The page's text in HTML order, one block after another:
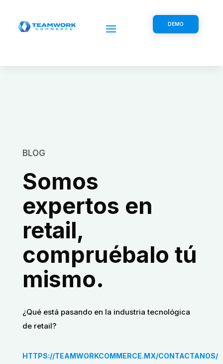
DEMO
BLOG
Somos
expertos en
retail,
compruébalo tú
mismo.
¿Qué está pasando en la industria tecnológica
de retail?
HTTPS://TEAMWORKCOMMERCE.MX/CONTACTANOS/